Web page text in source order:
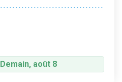
Demain, août 8